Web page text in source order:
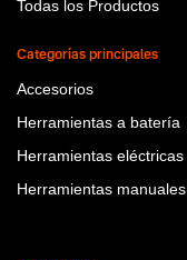
Todas los Productos
Categorías principales
Accesorios
Herramientas a batería
Herramientas eléctricas
Herramientas manuales